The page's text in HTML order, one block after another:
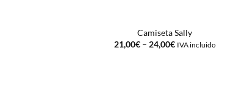
Camiseta Sally
21,00€– 24,00€ IVA incluido